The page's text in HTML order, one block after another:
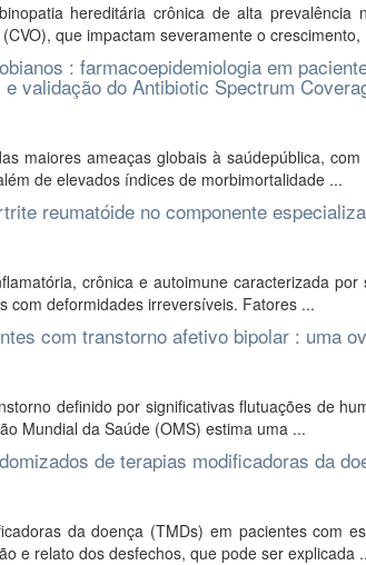
hereditária crônica de alta prevalência
que impactam severamente o crescimento,
: farmacoepidemiologia em
validação do Antibiotic Spectrum
maiores ameaças globais à saúdepública,
de elevados índices de morbimortalidade ...
reumatóide no componente
crônica e autoimune caracterizada
com deformidades irreversíveis. Fatores ...
com transtorno afetivo bipolar : uma
definido por significativas flutuações de
Mundial da Saúde (OMS) estima uma ...
de terapias modificadoras da
da doença (TMDs) em pacientes com
e relato dos desfechos, que pode ser explicada